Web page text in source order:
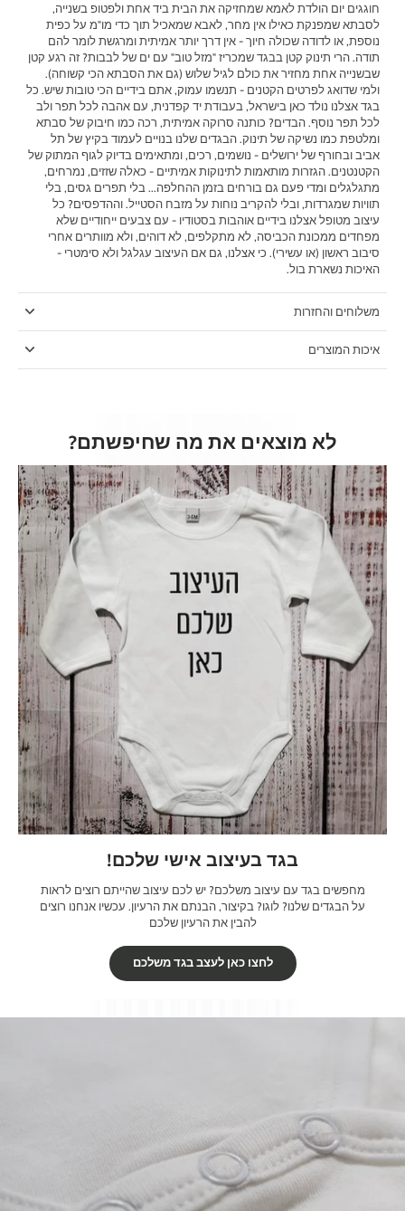
חוגגים יום הולדת לאמא שמחזיקה את הבית ביד אחת ולפטופ בשנייה,
לסבתא שמפנקת כאילו אין מחר, לאבא שמאכיל תוך כדי מו"מ על כפית
נוספת, או לדודה שכולה חיוך - אין דרך יותר אמיתית ומרגשת לומר להם
תודה. הרי תינוק קטן בבגד שמכריז "מזל טוב" עם ים של לבבות? זה רגע קטן
שבשנייה אחת מחזיר את כולם לגיל שלוש (גם את הסבתא הכי קשוחה).
ולמי שדואג לפרטים הקטנים - תנשמו עמוק, אתם בידיים הכי טובות שיש. כל
בגד אצלנו נולד כאן בישראל, בעבודת יד קפדנית, עם אהבה לכל תפר ולב
לכל תפר נוסף. הבדים? כותנה סרוקה אמיתית, רכה כמו חיבוק של סבתא
ומלטפת כמו נשיקה של תינוק. הבגדים שלנו בנויים לעמוד בקיץ של תל
אביב ובחורף של ירושלים - נושמים, רכים, ומתאימים בדיוק לגוף המתוק של
הקטנטנים. הגזרות מותאמות לתינוקות אמיתיים - כאלה שזזים, נמרחים,
מתגלגלים ומדי פעם גם בורחים בזמן ההחלפה... בלי תפרים גסים, בלי
תוויות שמגרדות, ובלי להקריב נוחות על מזבח הסטייל. וההדפסים? כל
עיצוב מטופל אצלנו בידיים אוהבות בסטודיו - עם צבעים ייחודיים שלא
מפחדים ממכונת הכביסה, לא מתקלפים, לא דוהים, ולא מוותרים אחרי
סיבוב ראשון (או עשירי). כי אצלנו, גם אם העיצוב עגלגל ולא סימטרי -
האיכות נשארת בול.
משלוחים והחזרות
איכות המוצרים
לא מוצאים את מה שחיפשתם?
בגד בעיצוב אישי שלכם!
מחפשים בגד עם עיצוב משלכם? יש לכם עיצוב שהייתם רוצים לראות
על הבגדים שלנו? לוגו? בקיצור, הבנתם את הרעיון. עכשיו אנחנו רוצים
להבין את הרעיון שלכם
לחצו כאן לעצב בגד משלכם